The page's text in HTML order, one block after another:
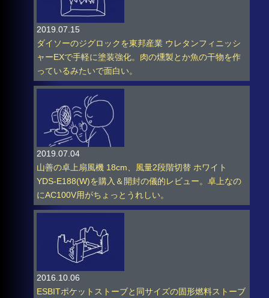
2019.07.15
ダイソーのジグロックを東邦産業 ウレタンフィニッシ
ャーEXで手軽に塗装強化。肉の燻製とか魚の干物を作
っているみたいで面白い。
2019.07.04
山善の卓上扇風機 18cm、風量2段階切替 ホワイト
YDS-E188(W)を購入＆開封の儀的レビュー。卓上なの
にAC100V用がちょっとうれしい。
2016.10.06
ESBITポケットストーブと同サイズの固形燃料ストーブ